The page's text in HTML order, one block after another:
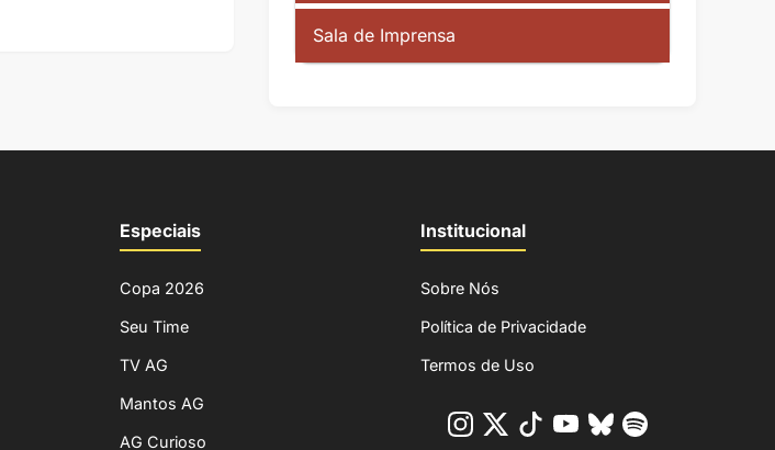
Sala de Imprensa
Especiais
Copa 2026
Seu Time
TV AG
Mantos AG
AG Curioso
Institucional
Sobre Nós
Política de Privacidade
Termos de Uso